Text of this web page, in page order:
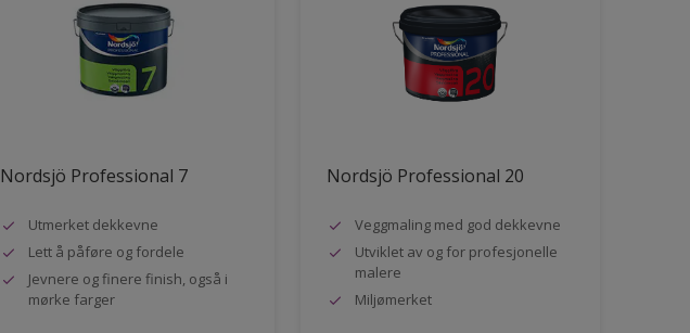
Nordsjö Professional 7
Utmerket dekkevne
Lett å påføre og fordele
Jevnere og finere finish, også i
mørke farger
Nordsjö Professional 20
Veggmaling med god dekkevne
Utviklet av og for profesjonelle
malere
Miljømerket